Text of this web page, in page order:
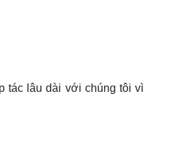
tác lâu dài với chúng tôi vì